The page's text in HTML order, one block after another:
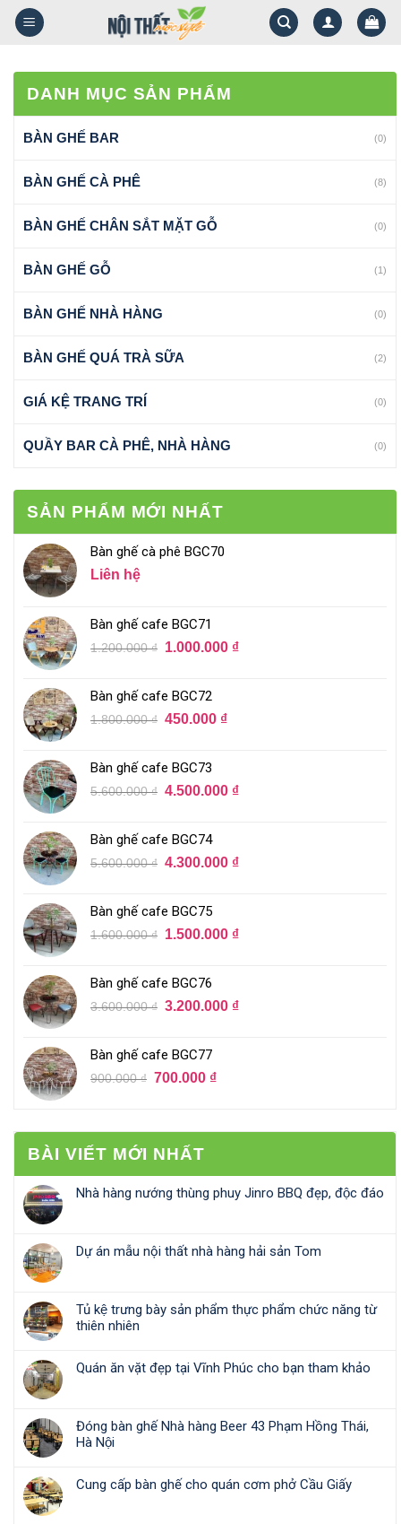
DANH MỤC SẢN PHẨM
BÀN GHẾ BAR (0)
BÀN GHẾ CÀ PHÊ (8)
BÀN GHẾ CHÂN SẮT MẶT GỖ (0)
BÀN GHẾ GỖ (1)
BÀN GHẾ NHÀ HÀNG (0)
BÀN GHẾ QUÁ TRÀ SỮA (2)
GIÁ KỆ TRANG TRÍ (0)
QUẦY BAR CÀ PHÊ, NHÀ HÀNG (0)
SẢN PHẨM MỚI NHẤT
Bàn ghế cà phê BGC70
Liên hệ
Bàn ghế cafe BGC71
1.200.000₫ 1.000.000 ₫
Bàn ghế cafe BGC72
1.800.000₫ 450.000 ₫
Bàn ghế cafe BGC73
5.600.000₫ 4.500.000 ₫
Bàn ghế cafe BGC74
5.600.000₫ 4.300.000 ₫
Bàn ghế cafe BGC75
1.600.000₫ 1.500.000 ₫
Bàn ghế cafe BGC76
3.600.000₫ 3.200.000 ₫
Bàn ghế cafe BGC77
900.000₫ 700.000 ₫
BÀI VIẾT MỚI NHẤT
Nhà hàng nướng thùng phuy Jinro BBQ đẹp, độc đáo
Dự án mẫu nội thất nhà hàng hải sản Tom
Tủ kệ trưng bày sản phẩm thực phẩm chức năng từ
thiên nhiên
Quán ăn vặt đẹp tại Vĩnh Phúc cho bạn tham khảo
Đóng bàn ghế Nhà hàng Beer 43 Phạm Hồng Thái,
Hà Nội
Cung cấp bàn ghế cho quán cơm phở Cầu Giấy